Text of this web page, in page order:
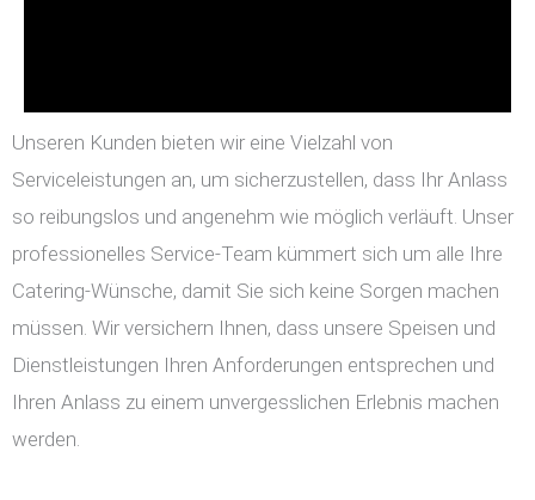
Unseren Kunden bieten wir eine Vielzahl von
Serviceleistungen an, um sicherzustellen, dass Ihr Anlass
so reibungslos und angenehm wie möglich verläuft. Unser
professionelles Service-Team kümmert sich um alle Ihre
Catering-Wünsche, damit Sie sich keine Sorgen machen
müssen. Wir versichern Ihnen, dass unsere Speisen und
Dienstleistungen Ihren Anforderungen entsprechen und
Ihren Anlass zu einem unvergesslichen Erlebnis machen
werden.